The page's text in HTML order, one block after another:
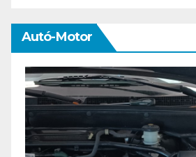
Autó-Motor